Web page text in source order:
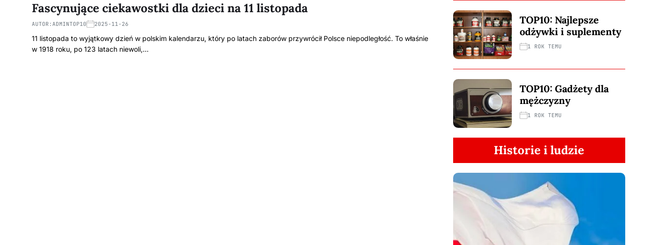
Fascynujące ciekawostki dla dzieci na 11 listopada
AUTOR: ADMINTOP10 2025-11-26
11 listopada to wyjątkowy dzień w polskim kalendarzu, który po latach zaborów przywrócił Polsce niepodległość. To właśnie
w 1918 roku, po 123 latach niewoli,…
TOP10: Najlepsze
odżywki i suplementy
1 ROK TEMU
TOP10: Gadżety dla
mężczyzny
1 ROK TEMU
Historie i ludzie